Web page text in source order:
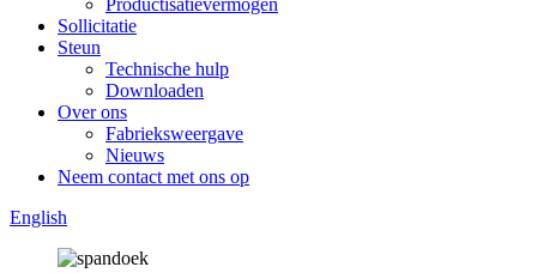
Productisatievermogen
Sollicitatie
Steun
Technische hulp
Downloaden
Over ons
Fabrieksweergave
Nieuws
Neem contact met ons op
English